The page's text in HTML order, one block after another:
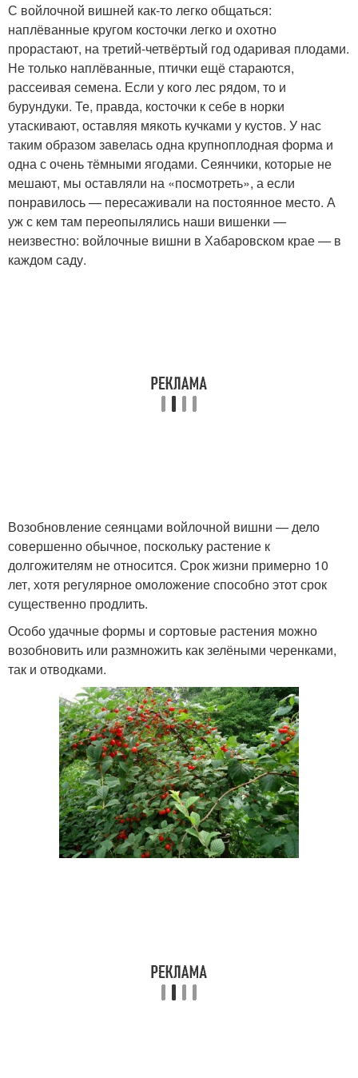
С войлочной вишней как-то легко общаться:
наплёванные кругом косточки легко и охотно
прорастают, на третий-четвёртый год одаривая плодами.
Не только наплёванные, птички ещё стараются,
рассеивая семена. Если у кого лес рядом, то и
бурундуки. Те, правда, косточки к себе в норки
утаскивают, оставляя мякоть кучками у кустов. У нас
таким образом завелась одна крупноплодная форма и
одна с очень тёмными ягодами. Сеянчики, которые не
мешают, мы оставляли на «посмотреть», а если
понравилось — пересаживали на постоянное место. А
уж с кем там переопылялись наши вишенки —
неизвестно: войлочные вишни в Хабаровском крае — в
каждом саду.
Возобновление сеянцами войлочной вишни — дело
совершенно обычное, поскольку растение к
долгожителям не относится. Срок жизни примерно 10
лет, хотя регулярное омоложение способно этот срок
существенно продлить.
Особо удачные формы и сортовые растения можно
возобновить или размножить как зелёными черенками,
так и отводками.